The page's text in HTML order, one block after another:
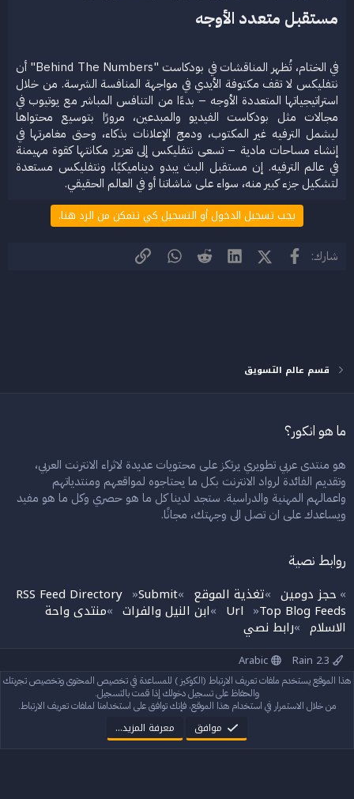
مستقبل متعدد الأوجه​
في الختام، تُظهر المناقشات في بودكاست "Behind The Numbers" أن
نتفليكس لا تقف مكتوفة الأيدي في مواجهة المنافسة الشرسة. من خلال
استراتيجياتها المتعددة الأوجه – بدءًا من التنافس المباشر مع يوتيوب في
مجالات مثل بودكاست الفيديو والمبدعين، مرورًا بتوسيع محتواها
ليشمل الترفيه غير المكتوب، ودمج الإعلانات بذكاء، وحتى مغامرتها في
إنشاء مساحات مادية – تسعى نتفليكس إلى تعزيز مكانتها كقوة مهيمنة
في عالم الترفيه. إن مستقبل البث يبدو ديناميكيًا، ونتفليكس مستعدة
لتشكيل جزء كبير منه، سواء على شاشاتنا أو في العالم الحقيقي.​
يجب تسجيل الدخول أو التسجيل كي تتمكن من الرد هنا.
شارك: فيسبوك X (Twitter)
LinkedIn
Reddit
WhatsApp
الرابط
قسم عالم التسويق
ما هو انكور؟
هو منتدى عربي تطويري يرتكز على محتويات عديدة لاثراء الانترنت العربي،
وتقديم الفائدة لرواد الانترنت بكل ما يحتاجوه لمواقعهم ومنتدياتهم
واعمالهم المهنية والدراسية. ستجد لدينا كل ما هو حصري وكل ما هو مفيد
ويساعدك على ان تصل الى وجهتك، مجانًا.
روابط نصية
» حجز دومين »تغذية الموقع »
RSS Feed Directory »Submit
Url »Top Blog Feeds
»ابن النيل والفرات »منتدى واحة
الاسلام »رابط نصي
Arabic
إتصل بنا الشروط والقوانين سياسة الخصوصية مساعدة الرئيسية R
Community platform by XenForo® © 2010-2024 XenForo Ltd.
Rain theme made by
هذا الموقع يستخدم ملفات تعريف الارتباط (الكوكيز ) للمساعدة في تخصيص المحتوى وتخصيص تجربتك
والحفاظ على تسجيل دخولك إذا قمت بالتسجيل.
من خلال الاستمرار في استخدام هذا الموقع، فإنك توافق على استخدامنا لملفات تعريف الارتباط.
موافق معرفة المزيد…